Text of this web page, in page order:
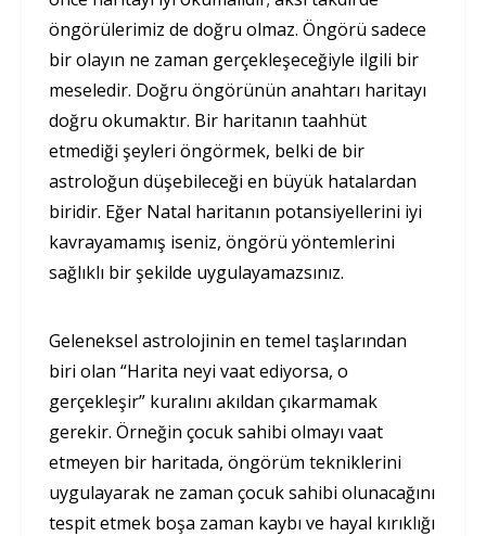
öngörülerimiz de doğru olmaz. Öngörü sadece
bir olayın ne zaman gerçekleşeceğiyle ilgili bir
meseledir. Doğru öngörünün anahtarı haritayı
doğru okumaktır. Bir haritanın taahhüt
etmediği şeyleri öngörmek, belki de bir
astroloğun düşebileceği en büyük hatalardan
biridir. Eğer Natal haritanın potansiyellerini iyi
kavrayamamış iseniz, öngörü yöntemlerini
sağlıklı bir şekilde uygulayamazsınız.
Geleneksel astrolojinin en temel taşlarından
biri olan “Harita neyi vaat ediyorsa, o
gerçekleşir” kuralını akıldan çıkarmamak
gerekir. Örneğin çocuk sahibi olmayı vaat
etmeyen bir haritada, öngörüm tekniklerini
uygulayarak ne zaman çocuk sahibi olunacağını
tespit etmek boşa zaman kaybı ve hayal kırıklığı